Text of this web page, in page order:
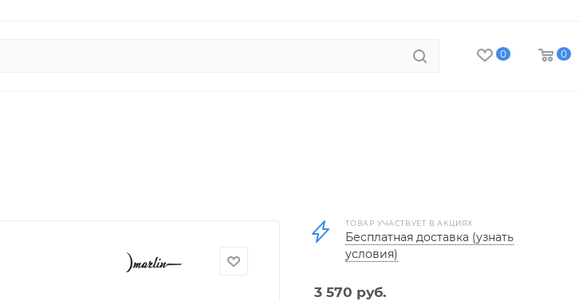
0 0
ТОВАР УЧАСТВУЕТ В АКЦИЯХ
Бесплатная доставка (узнать
условия)
3 570 руб.